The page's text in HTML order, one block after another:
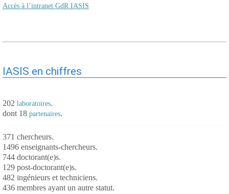
Accès à l’intranet GdR IASIS
IASIS en chiffres
202 laboratoires.
dont 18 partenaires.
371 chercheurs.
1496 enseignants-chercheurs.
744 doctorant(e)s.
129 post-doctorant(e)s.
482 ingénieurs et techniciens.
436 membres ayant un autre statut.